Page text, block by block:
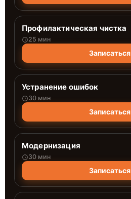
Профилактическая чистка
25 мин
Записаться
Устранение ошибок
30 мин
Записаться
Модернизация
30 мин
Записаться